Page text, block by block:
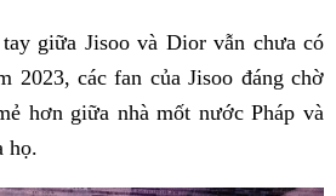
giữa Jisoo và Dior vẫn chưa có
2023, các fan của Jisoo đáng chờ
hơn giữa nhà mốt nước Pháp và
họ.